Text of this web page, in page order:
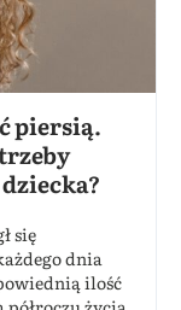
piersią.
się
dnia
ilość